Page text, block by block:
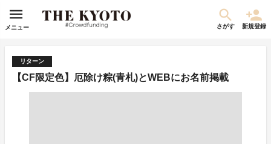
メニュー さがす 新規登録
リターン
【CF限定色】厄除け粽(青札)とWEBにお名前掲載